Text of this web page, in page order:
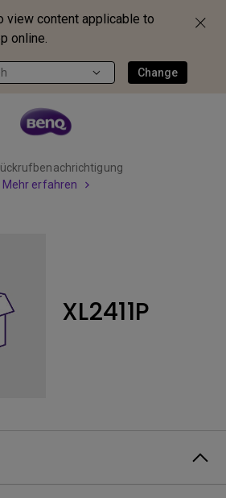
view content applicable to
online.
Change
Mehr erfahren
XL2411P